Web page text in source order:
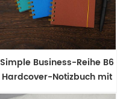
Simple Business-Reihe B6
Hardcover-Notizbuch mit
Drahtbindung